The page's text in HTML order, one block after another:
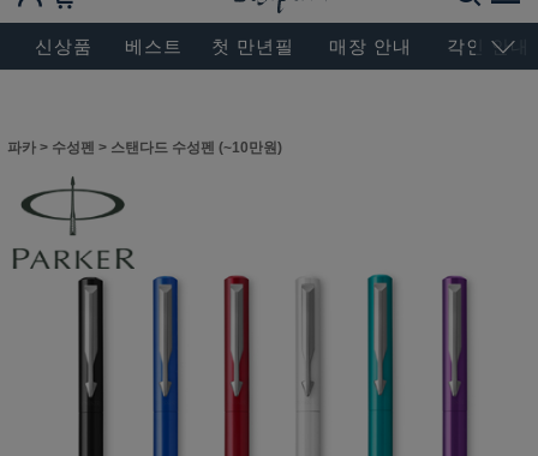
BESEN MASTERPIECE, SINCE 2004
신상품 베스트 첫 만년필 매장 안내 각인 안내
파카 > 수성펜 > 스탠다드 수성펜 (~10만원)